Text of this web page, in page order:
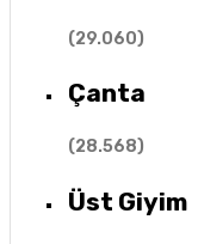
(29.060)
Çanta
(28.568)
Üst Giyim